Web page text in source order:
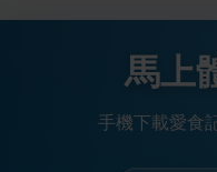
馬上
手機下載愛食